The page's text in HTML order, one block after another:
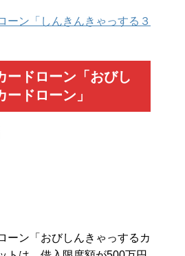
ーン「しんきんきゃっする３
ードローン「おびし
ドローン」
ーン「おびしんきゃっするカ